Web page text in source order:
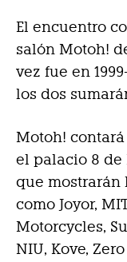
El encuentro
salón Motoh!
vez fue en
los dos
Motoh!
el palacio 8 de
que mostrarán
como Joyor,
Motorcycles,
NIU, Kove,